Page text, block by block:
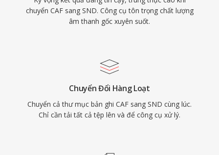
chuyển CAF sang SND. Công cụ tôn trọng chất lượng
âm thanh gốc xuyên suốt.
Chuyển Đổi Hàng Loạt
Chuyển cả thư mục bản ghi CAF sang SND cùng lúc.
Chỉ cần tải tất cả tệp lên và để công cụ xử lý.